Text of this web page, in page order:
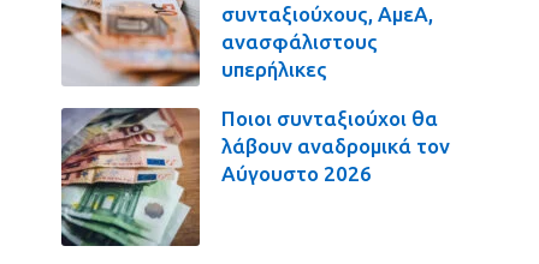
συνταξιούχους, ΑμεΑ,
ανασφάλιστους
υπερήλικες
Ποιοι συνταξιούχοι θα
λάβουν αναδρομικά τον
Αύγουστο 2026